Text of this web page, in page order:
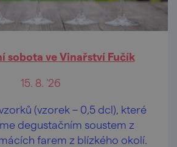
sobota ve Vinařství Fučík
15. 8. '26
(vzorek – 0,5 dcl), které
degustačním soustem z
farem z blízkého okolí.